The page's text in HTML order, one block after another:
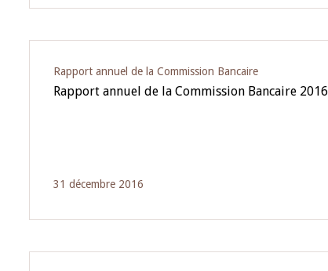
Rapport annuel de la Commission Bancaire
Rapport annuel de la Commission Bancaire 2016
31 décembre 2016